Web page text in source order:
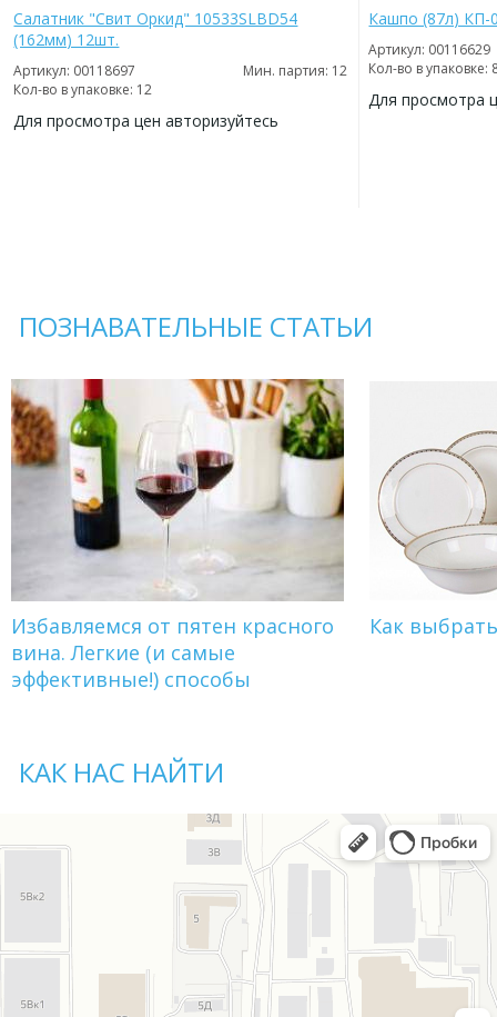
Салатник "Свит Оркид" 10533SLBD54
(162мм) 12шт.
Артикул: 00118697
Мин. партия: 12
Кол-во в упаковке: 12
Для просмотра цен авторизуйтесь
Кашпо (87л) КП-
Артикул: 00116629
Кол-во в упаковке:
Для просмотра
ПОЗНАВАТЕЛЬНЫЕ СТАТЬИ
Избавляемся от пятен красного
вина. Легкие (и самые
эффективные!) способы
Как
КАК НАС НАЙТИ